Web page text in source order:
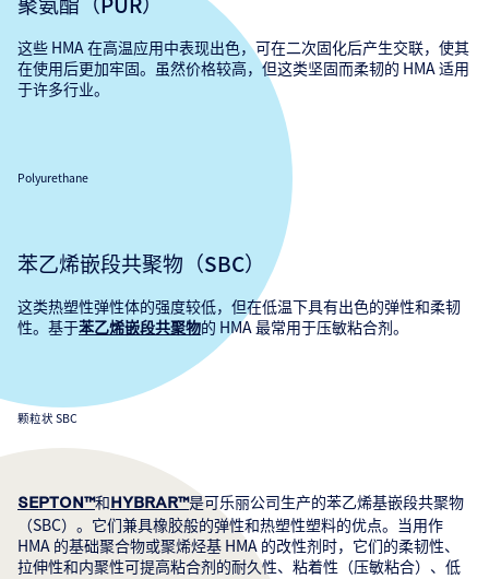
这些 HMA 在高温应用中表现出色，可在二次固化后产生交联，使其
在使用后更加牢固。虽然价格较高，但这类坚固而柔韧的 HMA 适用
于许多行业。
Polyurethane
苯乙烯嵌段共聚物（SBC）
这类热塑性弹性体的强度较低，但在低温下具有出色的弹性和柔韧
性。基于苯乙烯嵌段共聚物的 HMA 最常用于压敏粘合剂。
颗粒状 SBC
SEPTON™和 HYBRAR™是可乐丽公司生产的苯乙烯基嵌段共聚物
（SBC）。它们兼具橡胶般的弹性和热塑性塑料的优点。当用作
HMA 的基础聚合物或聚烯烃基 HMA 的改性剂时，它们的柔韧性、
拉伸性和内聚性可提高粘合剂的耐久性、粘着性（压敏粘合）、低